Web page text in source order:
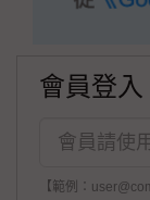
會員登入
【範例：